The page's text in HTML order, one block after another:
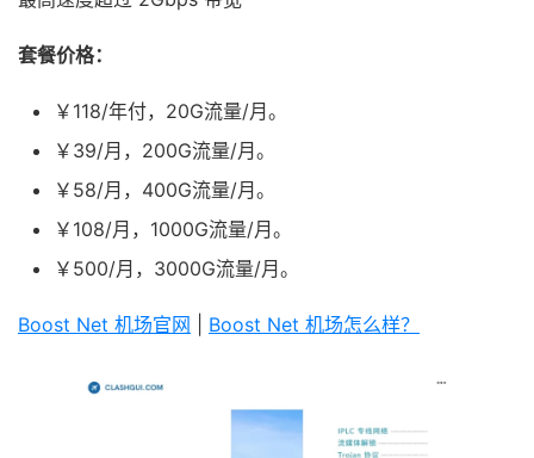
套餐价格：
￥118/年付，20G流量/月。
￥39/月，200G流量/月。
￥58/月，400G流量/月。
￥108/月，1000G流量/月。
￥500/月，3000G流量/月。
Boost Net 机场官网 Boost Net 机场怎么样？